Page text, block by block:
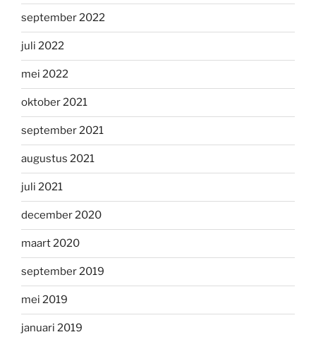
september 2022
juli 2022
mei 2022
oktober 2021
september 2021
augustus 2021
juli 2021
december 2020
maart 2020
september 2019
mei 2019
januari 2019